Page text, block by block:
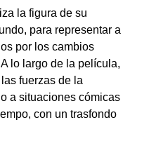
la figura de su
para representar a
por los cambios
lo largo de la película,
fuerzas de la
a situaciones cómicas
con un trasfondo